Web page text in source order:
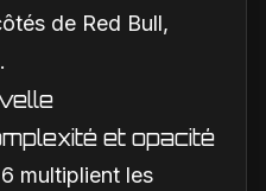
de Red Bull,
et opacité
multiplient les